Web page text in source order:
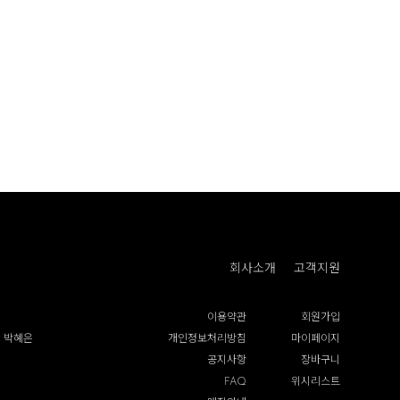
박혜은
회사소개 고객지원
이용약관
개인정보처리방침
공지사항
FAQ
회원가입
마이페이지
장바구니
위시리스트